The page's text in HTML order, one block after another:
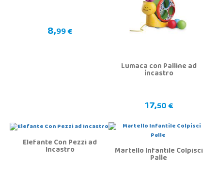
8,99 €
Lumaca con Palline ad
incastro
17,50 €
Elefante Con Pezzi ad
Incastro Martello Infantile Colpisci
Palle